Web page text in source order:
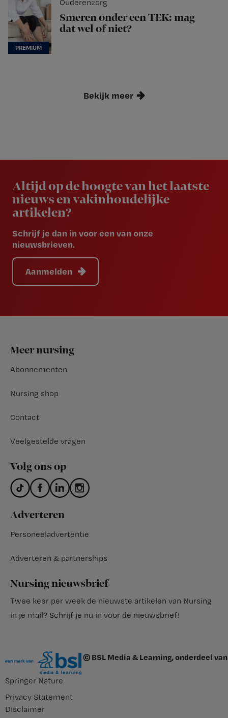
Ouderenzorg
Smeren onder een TEK: mag
dat wel of niet?
Bekijk meer
Altijd op de hoogte van het laatste
nieuws en vakinhoudelijke
artikelen?
Schrijf je dan in voor een van onze
nieuwsbrieven.
Aanmelden
Footer
Meer nursing
Abonnementen
Nursing shop
Contact
Veelgestelde vragen
Volg ons op
Adverteren
Personeeladvertentie
Adverteren & partnerships
Nursing nieuwsbrief
Twee keer per week de nieuwste artikelen van Nursing
in je mail? Schrijf je nu in voor de nieuwsbrief!
© BSL Media & Learning, onderdeel van
Springer Nature
Privacy Statement
Disclaimer